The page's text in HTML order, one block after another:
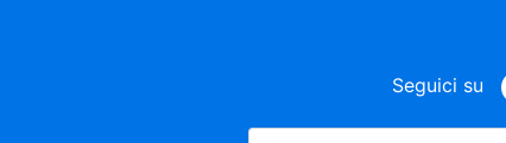
Seguici su